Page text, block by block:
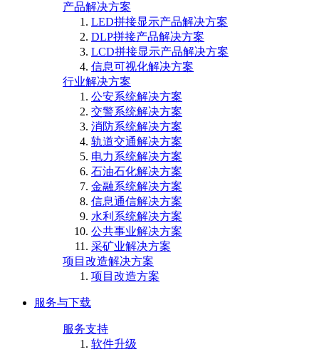
产品解决方案
LED拼接显示产品解决方案
DLP拼接产品解决方案
LCD拼接显示产品解决方案
信息可视化解决方案
行业解决方案
公安系统解决方案
交警系统解决方案
消防系统解决方案
轨道交通解决方案
电力系统解决方案
石油石化解决方案
金融系统解决方案
信息通信解决方案
水利系统解决方案
公共事业解决方案
采矿业解决方案
项目改造解决方案
项目改造方案
服务与下载
服务支持
软件升级